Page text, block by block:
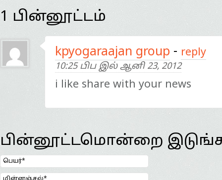
1 பின்னூட்டம்
kpyogaraajan group - reply
10:25 பிப இல் ஆனி 23, 2012
i like share with your news
பின்னூட்டமொன்றை